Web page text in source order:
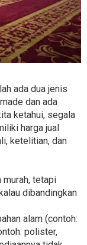
ada dua jenis
dan ada
ketahui, segala
harga jual
ketelitian, dan
murah, tetapi
dibandingkan
alam (contoh:
polister,